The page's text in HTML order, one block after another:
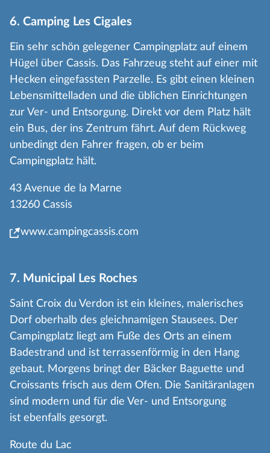
6. Camping Les Cigales
Ein sehr schön gelegener Campingplatz auf einem
Hügel über Cassis. Das Fahrzeug steht auf einer mit
Hecken eingefassten Parzelle. Es gibt einen kleinen
Lebensmittelladen und die üblichen Einrichtungen
zur Ver- und Entsorgung. Direkt vor dem Platz hält
ein Bus, der ins Zentrum fährt. Auf dem Rückweg
unbedingt den Fahrer fragen, ob er beim
Campingplatz hält.
43 Avenue de la Marne
13260 Cassis
www.campingcassis.com
7. Municipal Les Roches
Saint Croix du Verdon ist ein kleines, malerisches
Dorf oberhalb des gleichnamigen Stausees. Der
Campingplatz liegt am Fuße des Orts an einem
Badestrand und ist terrassenförmig in den Hang
gebaut. Morgens bringt der Bäcker Baguette und
Croissants frisch aus dem Ofen. Die Sanitäranlagen
sind modern und für die Ver- und Entsorgung
ist ebenfalls gesorgt.
Route du Lac